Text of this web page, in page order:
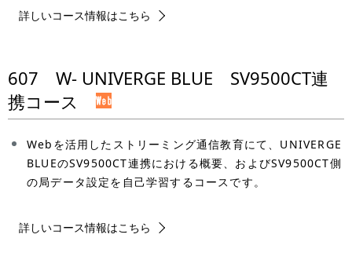
詳しいコース情報はこちら
607 W- UNIVERGE BLUE SV9500CT連
携コース
Webを活用したストリーミング通信教育にて、UNIVERGE
BLUEのSV9500CT連携における概要、およびSV9500CT側
の局データ設定を自己学習するコースです。
詳しいコース情報はこちら